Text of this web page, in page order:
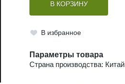
В КОРЗИНУ
В избранное
Параметры товара
Страна производства: Китай